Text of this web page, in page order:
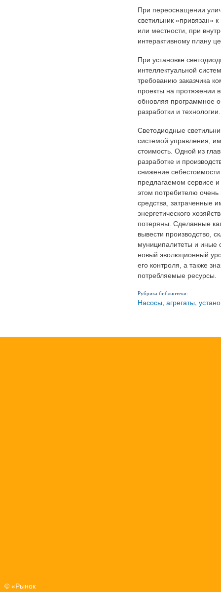
При переоснащении
светильник «привязан»
или местности, при
интерактивному плану
При установке
интеллектуальной
требованию заказчика
проекты на протяжении
обновляя программное
разработки и технологии.
Светодиодные
системой управления,
стоимость. Одной из
разработке и
снижение
предлагаемом сервисе
этом потребителю
средства, затраченные
энергетического
потеряны. Сделанные
вывести производство,
муниципалитеты и иные
новый эволюционный
его контроля, а также
потребляемые ресурсы.
Рубрика библиотеки:
Насосы, агрегаты,
© «Рынок